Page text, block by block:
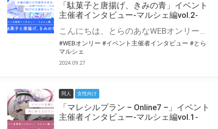
「駄菓子と唐揚げ、きみの青」イベント
主催者インタビュー-マルシェ編vol.2-
こんにちは、とらのあなWEBオンリー運営スタッフです。 新たにお届けする、イベント主催者インタビュー-マルシェ編-は、 とらのあなWEBオンリー「マルシェ」をご利用の主催様に 「マルシェ」を使ってイベントを開催した感想や心がけをお聞きする企画です。 今回は、WEBオンリー初開催「駄菓子と唐揚げ、きみの青」より、 主催のぎこ六屋様にお話を伺いました。 協力：ぎこ六屋様／イベント公式Twitter（@krkgwks） とらのあなWEBオンリー「マルシェ」とは？ WEBオンリーでリアルタイムでコミュニケーションがとれるオンライン会場です。
#WEBオンリー #イベント主催者インタビュー #とら
マルシェ
2024.09.27
同人 女性向け
「マレシルプラン – Online7 –」イベント
主催者インタビュー-マルシェ編vol.1-